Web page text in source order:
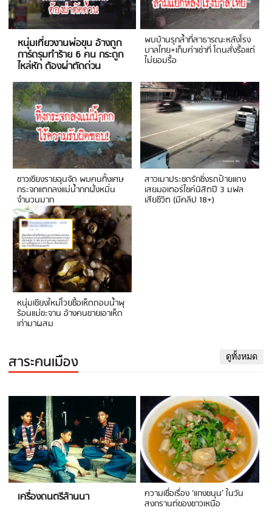
หนุ่มเที่ยวงานพ่อขุน อ้างถูก
การ์ดรุมทำร้าย 6 คน กระดูก
ไหล่หัก ต้องผ่าตัดด่วน
พบบ้านรุกล้ำที่สาธารณะหลังโรง
บาลไทย+เก็บค่าเช่าที่ โดนสั่งรื้อแต่
ไม่ยอมรื้อ
ชาวเชียงรายฉุนจัด พบคนทิ้งเศษ
กระจกแตกลงแม่น้ำกกฝั่งหมิ่น
จำนวนมาก
สาวเมาประชดรักซิ่งรถป้ายแดง
เสยมอเตอร์ไซค์นิสิตปี 3 มฟล
เสียชีวิต (มีคลิป 18+)
หนุ่มเชียงใหม่โวยซื้อเห็ดถอบน้ำพุ
ร้อนแม่ขะจาน อ้างคนขายเอาเห็ด
เก่ามาผสม
สาระคนเมือง ดูทั้งหมด
เครื่องดนตรีล้านนา ความเชื่อเรื่อง ‘แกงขนุน’ ในวัน
สงกรานต์ของชาวเหนือ